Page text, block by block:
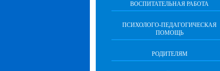
ВОСПИТАТЕЛЬНАЯ РАБОТА
ПСИХОЛОГО-ПЕДАГОГИЧЕСКАЯ
ПОМОЩЬ
РОДИТЕЛЯМ